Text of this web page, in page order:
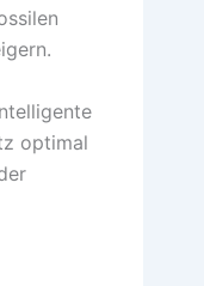
optimal